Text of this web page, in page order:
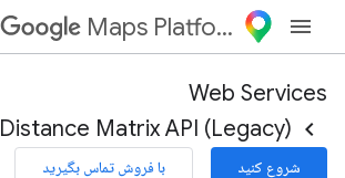
Maps Platform
Web Services
Distance Matrix API (Legacy)
شروع کنید با فروش تماس بگیرید